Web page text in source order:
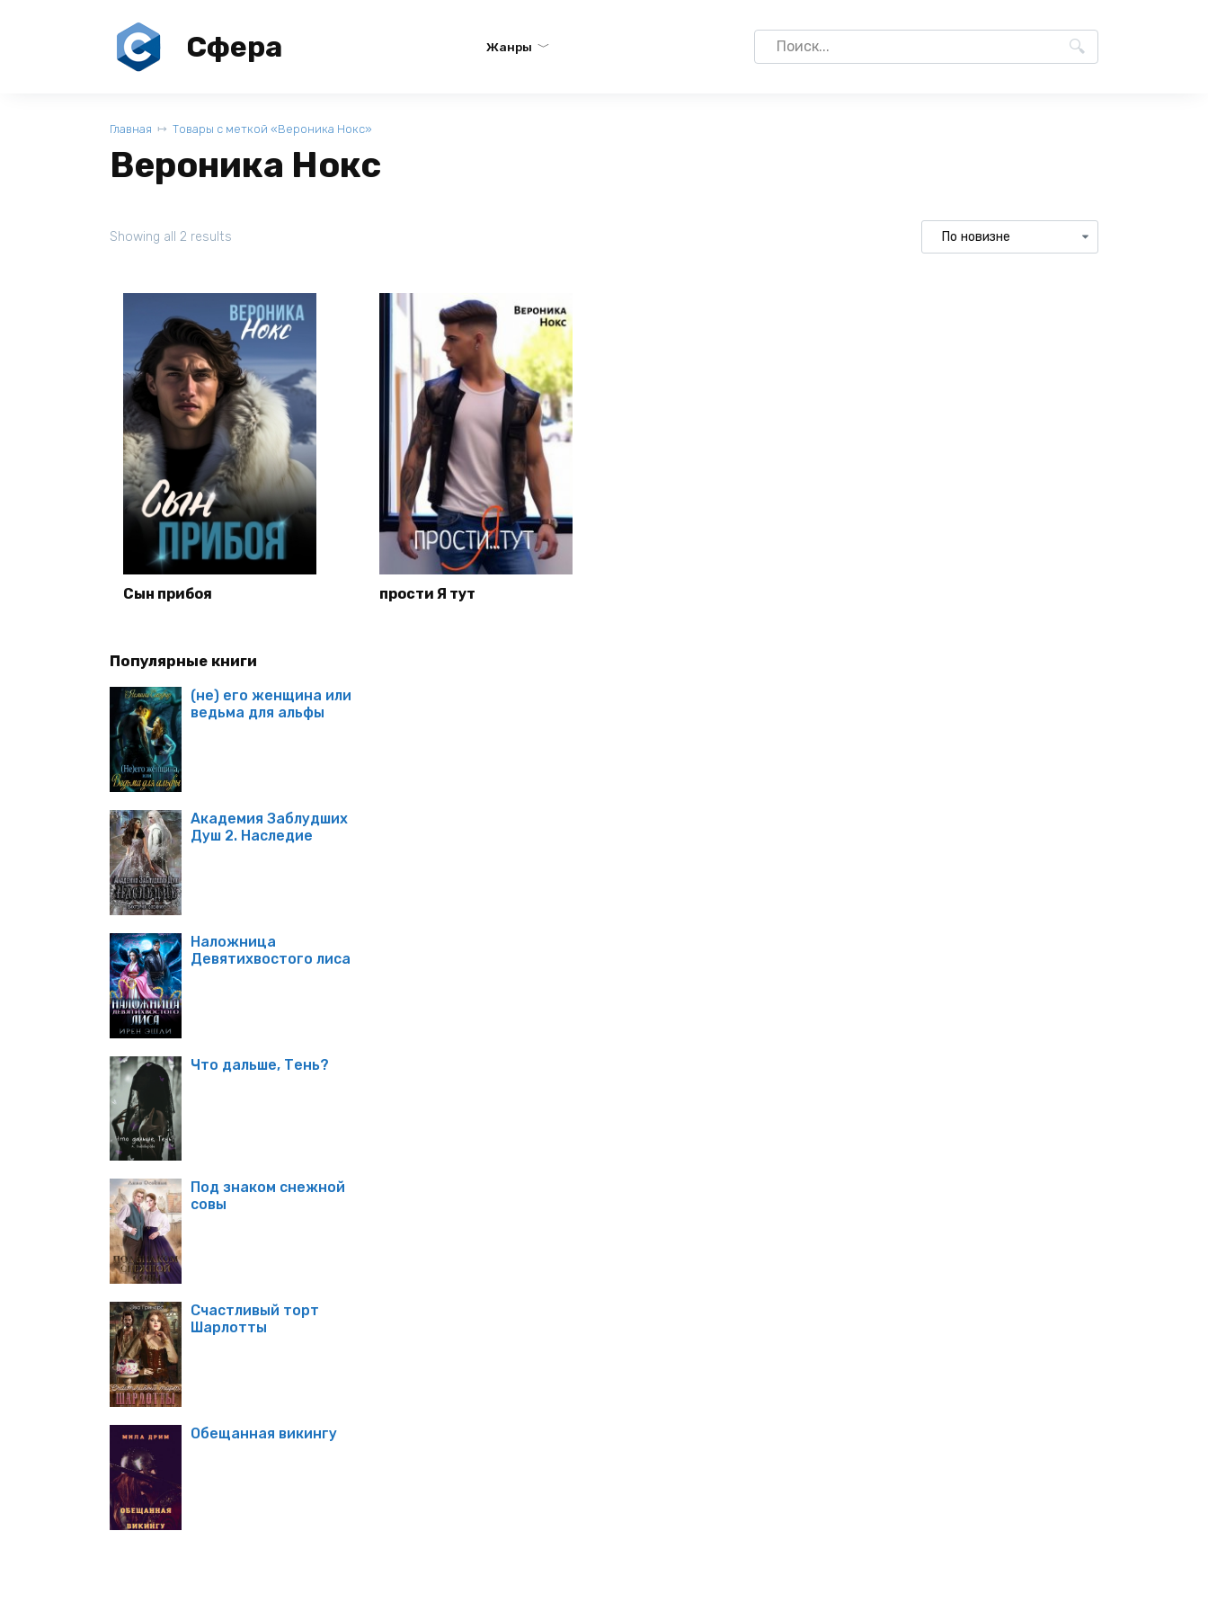
Сфера Жанры
Search
for:
Главная Товары с меткой «Вероника Нокс»
Вероника Нокс
Showing all 2 results
Сын прибоя прости Я тут
Популярные книги
(не) его женщина или
ведьма для альфы
Академия Заблудших
Душ 2. Наследие
Наложница
Девятихвостого лиса
Что дальше, Тень?
Под знаком снежной
совы
Счастливый торт
Шарлотты
Обещанная викингу